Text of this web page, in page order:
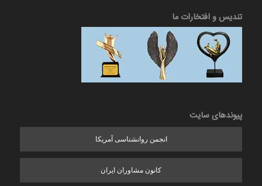
تندیس و افتخارات ما
پیوندهای سایت
انجمن روانشناسی آمریکا
کانون مشاوران ایران